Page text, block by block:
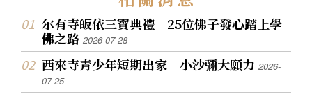
尔有寺皈依三寶典禮 25位佛子發心踏上學
佛之路2026-07-28
西來寺青少年短期出家 小沙彌大願力2026-
07-25